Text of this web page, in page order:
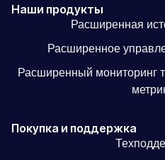
Наши продукты
Расширенная
Расширенное
Расширенный мониторинг
Покупка и поддержка